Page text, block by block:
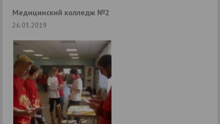
Медицинский колледж №2
26.03.2019